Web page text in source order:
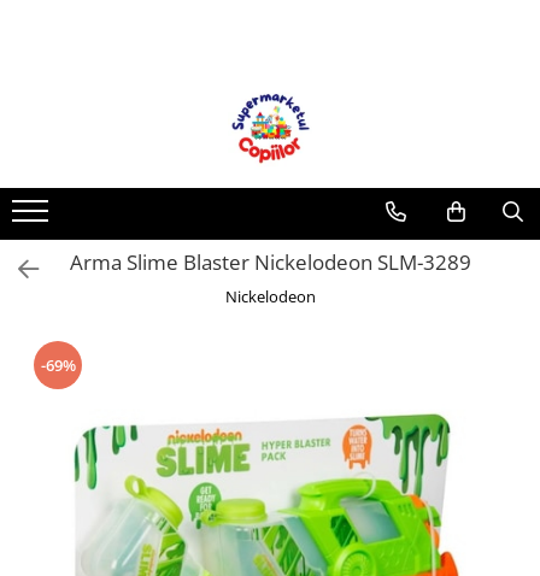
Accesorii pentru petrecere
Baloane
Mobila gradina & terasa
Carti pentru copii
Povesti pentru copii
Carti de Povesti pentru Copii
Rechizite si papetarie pentru copii
Creioane colorate si carioci
Ghiozdane si genti
Arma Slime Blaster Nickelodeon SLM-3289
Nickelodeon
-69%